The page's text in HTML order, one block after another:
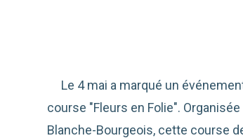
Le 4 mai a marqué un
course "Fleurs en Folie".
Blanche-Bourgeois, cette course